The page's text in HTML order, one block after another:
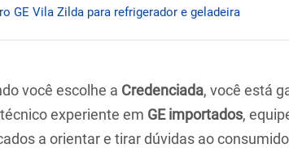
GE Vila Zilda para refrigerador e geladeira
você escolhe a Credenciada, você está
experiente em GE importados,
a orientar e tirar dúvidas ao